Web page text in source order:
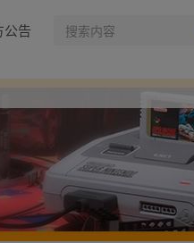
公告